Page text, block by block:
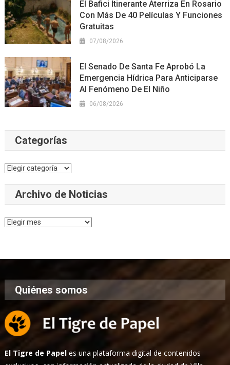
El Bafici Itinerante Aterriza En Rosario
Con Más De 40 Películas Y Funciones
Gratuitas
07/08/2026
El Senado De Santa Fe Aprobó La
Emergencia Hídrica Para Anticiparse
Al Fenómeno De El Niño
06/08/2026
Categorías
Categorías
Archivo de Noticias
Archivo
Quiénes somos
El Tigre de Papel es una plataforma digital de contenidos